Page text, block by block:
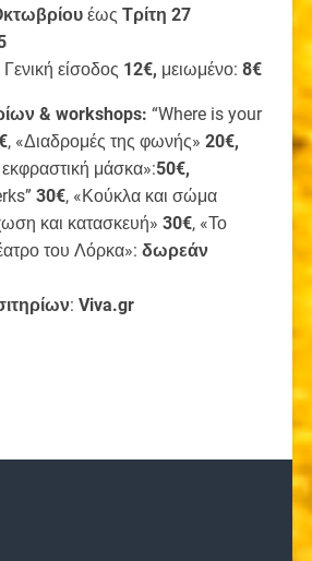
έως Τρίτη 27
Γενική είσοδος 12€, μειωμένο: 8€
& workshops: “Where is your
, «Διαδρομές της φωνής» 20€,
μάσκα»:50€,
30€, «Κούκλα και σώμα
και κατασκευή» 30€, «Το
του Λόρκα»: δωρεάν
: Viva.gr